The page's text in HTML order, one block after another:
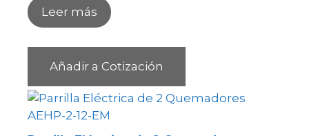
Leer más
Añadir a Cotización